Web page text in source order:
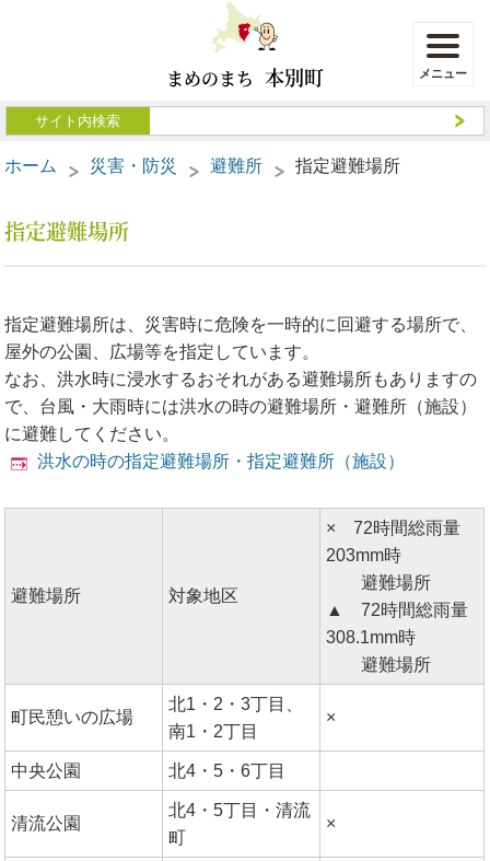
まめのまち 本別町
ホーム 災害・防災 避難所 指定避難場所
指定避難場所
指定避難場所は、災害時に危険を一時的に回避する場所で、
屋外の公園、広場等を指定しています。
なお、洪水時に浸水するおそれがある避難場所もありますの
で、台風・大雨時には洪水の時の避難場所・避難所（施設）
に避難してください。
洪水の時の指定避難場所・指定避難所（施設）
避難場所 対象地区
× 72時間総雨量
203mm時
避難場所
▲ 72時間総雨量
308.1mm時
避難場所
町民憩いの広場
北1・2・3丁目、
南1・2丁目
×
中央公園 北4・5・6丁目
清流公園
北4・5丁目・清流
町
×